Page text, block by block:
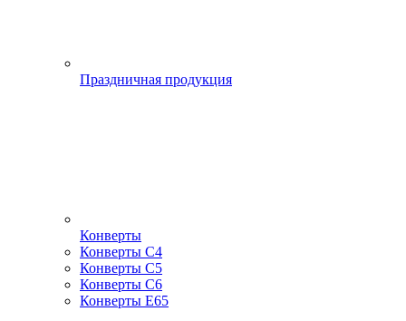
Праздничная продукция
Конверты
Конверты С4
Конверты С5
Конверты С6
Конверты Е65